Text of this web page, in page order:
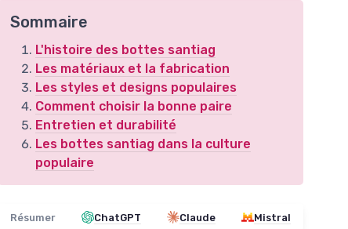
Sommaire
L'histoire des bottes santiag
Les matériaux et la fabrication
Les styles et designs populaires
Comment choisir la bonne paire
Entretien et durabilité
Les bottes santiag dans la culture
populaire
Résumer ChatGPT Claude Mistral